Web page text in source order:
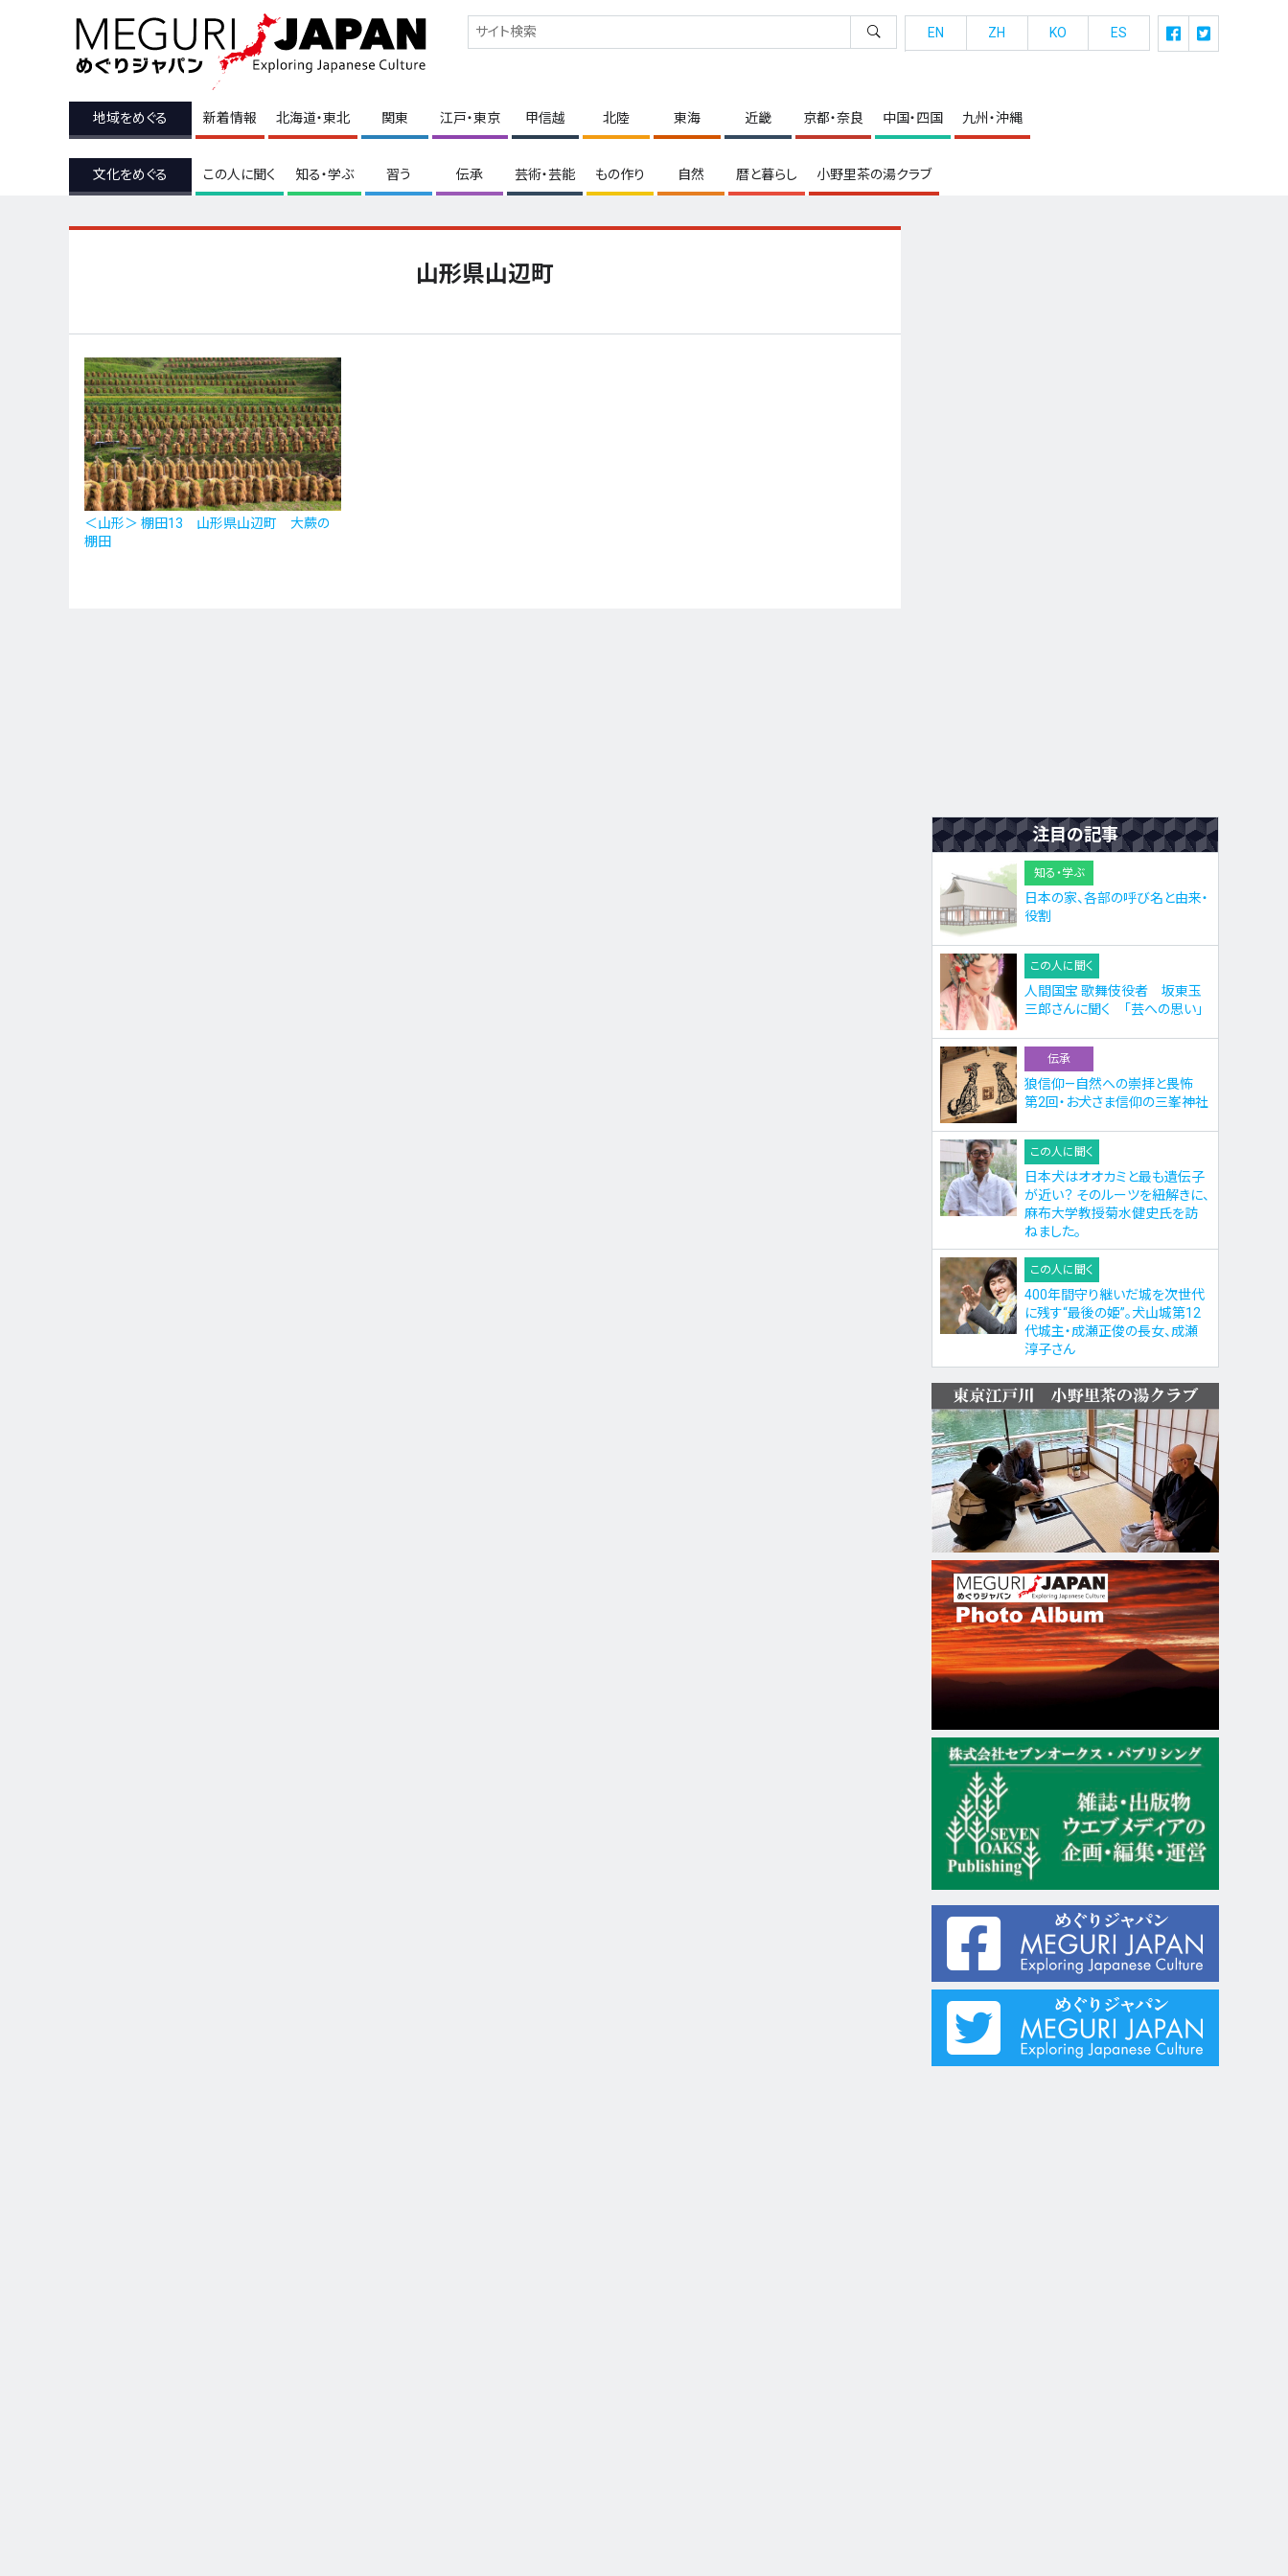
地域をめぐる 新着情報 北海道・東北 関東 江戸・東京 甲信越 北陸 東海 近畿 京都・奈良 中国・四国 九州・沖縄
文化をめぐる この人に聞く 知る・学ぶ 習う 伝承 芸術・芸能 もの作り 自然 暦と暮らし 小野里茶の湯クラブ
EN ZH KO ES
山形県山辺町
＜山形＞ 棚田13 山形県山辺町 大蕨の
棚田
注目の記事
知る・学ぶ
日本の家、各部の呼び名と由来・
役割
この人に聞く
人間国宝 歌舞伎役者 坂東玉
三郎さんに聞く 「芸への思い」
伝承
狼信仰—自然への崇拝と畏怖
第2回・お犬さま信仰の三峯神社
この人に聞く
日本犬はオオカミと最も遺伝子
が近い？ そのルーツを紐解きに、
麻布大学教授菊水健史氏を訪
ねました。
この人に聞く
400年間守り継いだ城を次世代
に残す“最後の姫”。犬山城第12
代城主・成瀬正俊の長女、成瀬
淳子さん